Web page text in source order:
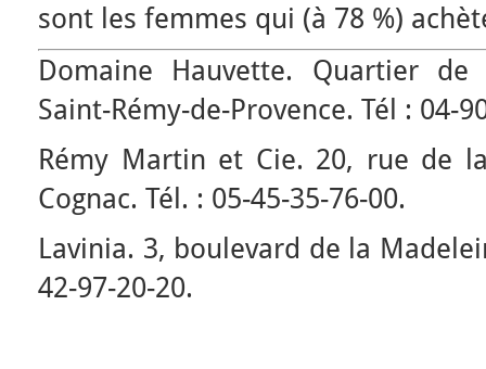
sont les femmes qui (à 78 %)
Domaine Hauvette. Quartier de
Saint-Rémy-de-Provence. Tél : 04-
Rémy Martin et Cie. 20, rue de
Cognac. Tél. : 05-45-35-76-00.
Lavinia. 3, boulevard de la
42-97-20-20.